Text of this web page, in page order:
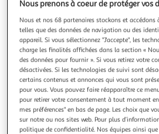
Dead Rising Deluxe Remaster -
Series X
Jeu Xbox Series X Édition Special
En savoir +
Garantie légale: 2 ans (voir CGV)
Vendu par
2KINGS
Nous prenons à coeur de protéger vos
Nous et nos 68 partenaires stockons et accédons
telles que des données de navigation ou des
appareil. Si vous sélectionnez "J'accepte", les
charge les finalités affichées dans la section «
des données pour fournir ». Si vous retirez votre
désactivées. Si les technologies de suivi sont
certains contenus et annonces qui vous sont
pour vous. Vous pouvez faire réapparaître ce
pour retirer votre consentement à tout moment
mes préférences" en bas de page. Les choix que
sur notre ou nos sites web. Pour plus
politique de confidentialité. Nos équipes ainsi